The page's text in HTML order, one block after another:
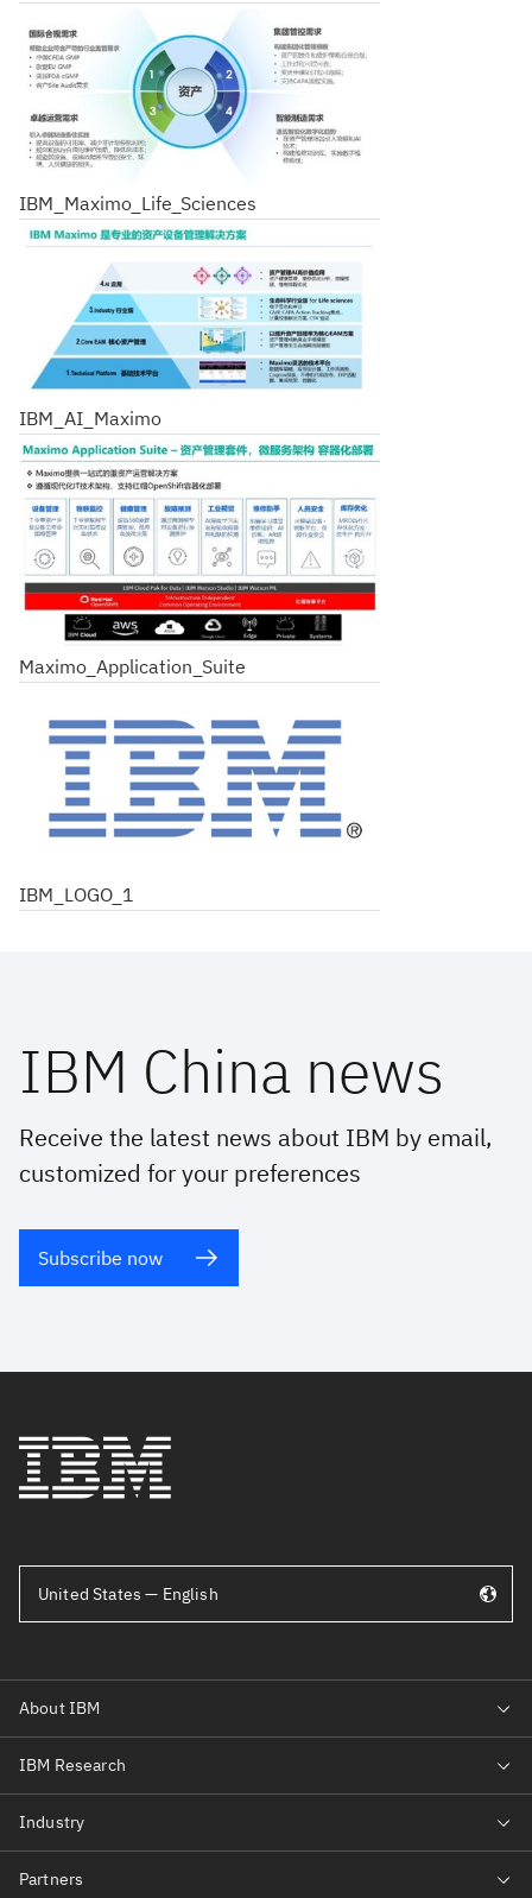
IBM_Maximo_Life_Sciences
IBM_AI_Maximo
Maximo_Application_Suite
IBM_LOGO_1
IBM China news
Receive the latest news about IBM by email,
customized for your preferences
Subscribe now
United States — English